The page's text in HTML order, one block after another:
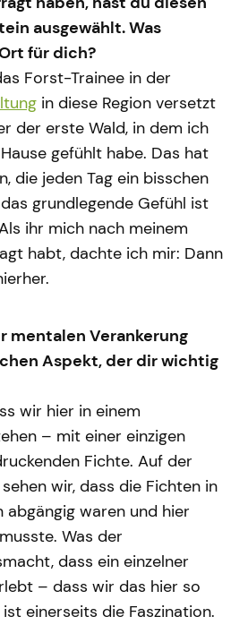
ausgewählt. Was
für dich?
Forst-Trainee in der
in diese Region versetzt
der erste Wald, in dem ich
gefühlt habe. Das hat
die jeden Tag ein bisschen
grundlegende Gefühl ist
ihr mich nach meinem
habt, dachte ich mir: Dann
mentalen Verankerung
Aspekt, der dir wichtig
wir hier in einem
– mit einer einzigen
Fichte. Auf der
wir, dass die Fichten in
abgängig waren und hier
Was der
dass ein einzelner
– dass wir das hier so
einerseits die Faszination.